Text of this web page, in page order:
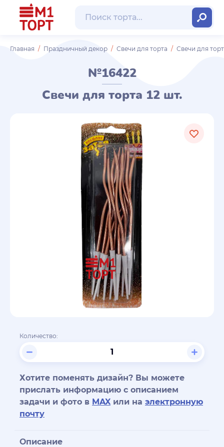
Главная Праздничный декор Свечи для торта Свечи для
№16422
Свечи для торта 12 шт.
Количество:
Хотите поменять дизайн? Вы можете
прислать информацию с описанием
задачи и фото в MAX или на электронную
почту
Описание